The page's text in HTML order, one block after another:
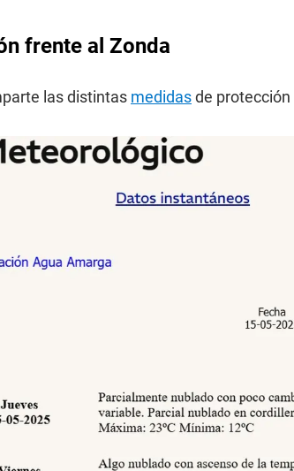
frente al Zonda
las distintas medidasde